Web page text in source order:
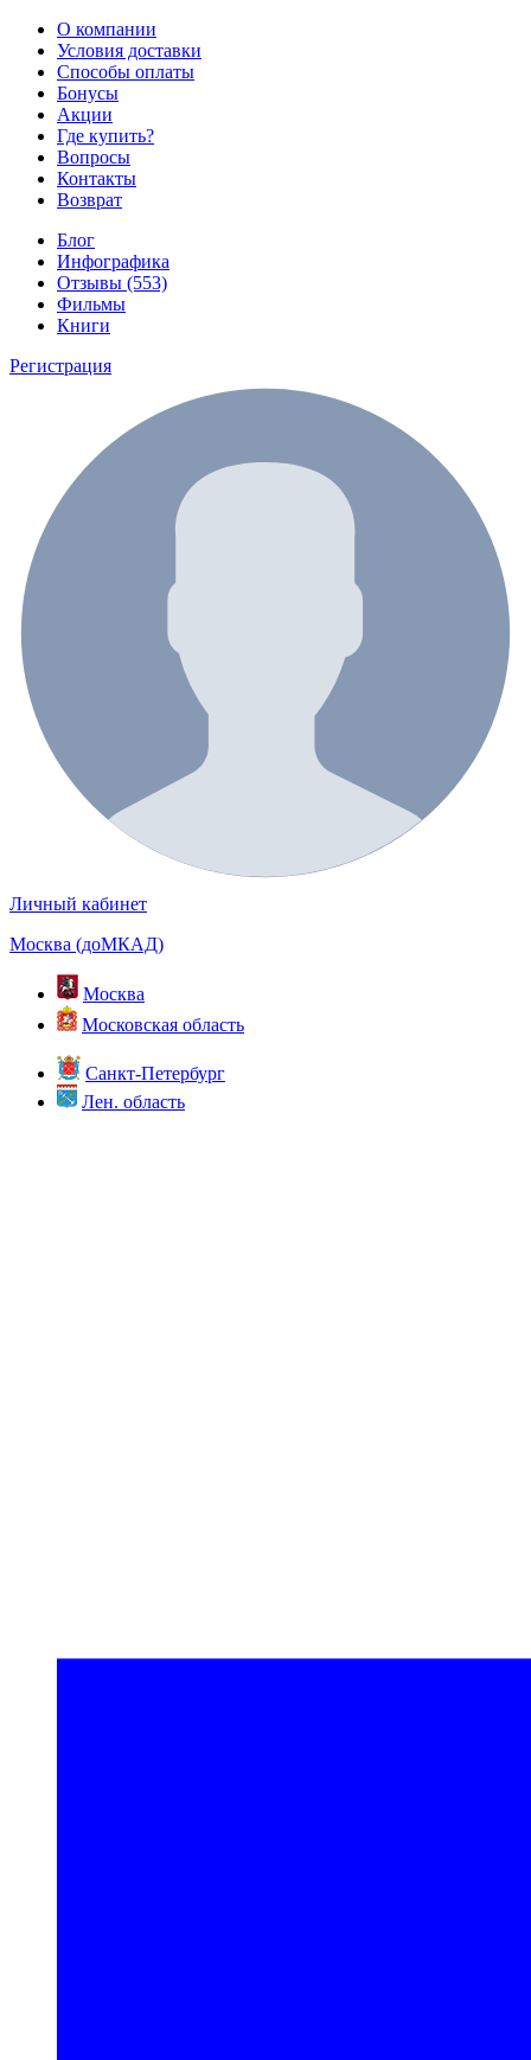
О компании
Условия доставки
Способы оплаты
Бонусы
Акции
Где купить?
Вопросы
Контакты
Возврат
Блог
Инфографика
Отзывы (553)
Фильмы
Книги
Регистрация
Личный кабинет
Москва (доМКАД)
Москва
Московская область
Санкт-Петербург
Лен. область